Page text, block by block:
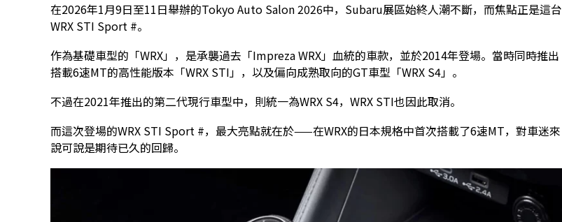
在2026年1月9日至11日舉辦的Tokyo Auto Salon 2026中，Subaru展區始終人潮不斷，而焦點正是這台
WRX STI Sport #。
作為基礎車型的「WRX」，是承襲過去「Impreza WRX」血統的車款，並於2014年登場。當時同時推出
搭載6速MT的高性能版本「WRX STI」，以及偏向成熟取向的GT車型「WRX S4」。
不過在2021年推出的第二代現行車型中，則統一為WRX S4，WRX STI也因此取消。
而這次登場的WRX STI Sport #，最大亮點就在於——在WRX的日本規格中首次搭載了6速MT，對車迷來
說可說是期待已久的回歸。